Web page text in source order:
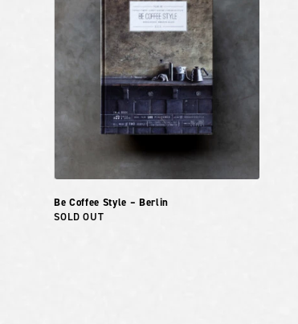
Be Coffee Style – Berlin
SOLD OUT